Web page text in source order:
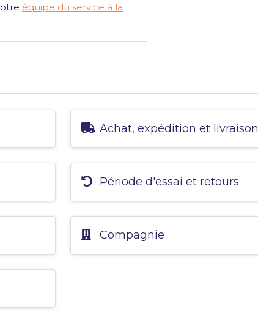
équipe du service à la
Achat, expédition et livraison
Période d'essai et retours
Compagnie